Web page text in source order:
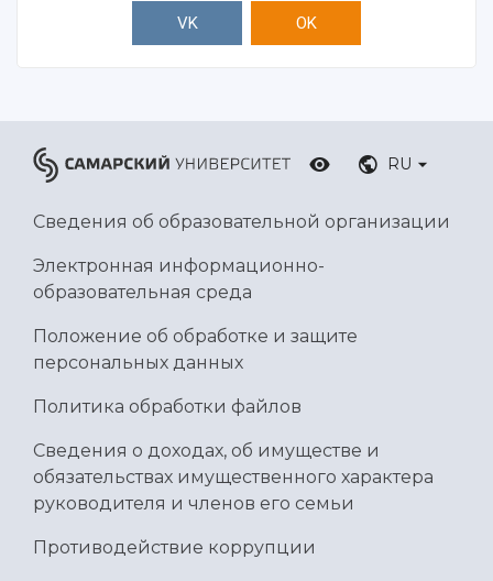
VK OK
RU
Сведения об образовательной организации
Электронная информационно-
образовательная среда
Положение об обработке и защите
персональных данных
Политика обработки файлов
Сведения о доходах, об имуществе и
обязательствах имущественного характера
руководителя и членов его семьи
Противодействие коррупции